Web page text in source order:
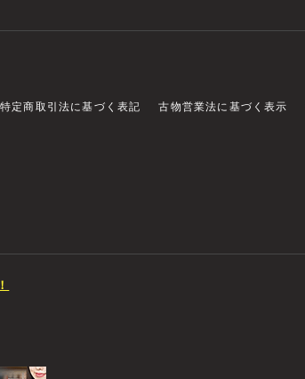
特定商取引法に基づく表記 古物営業法に基づく表示